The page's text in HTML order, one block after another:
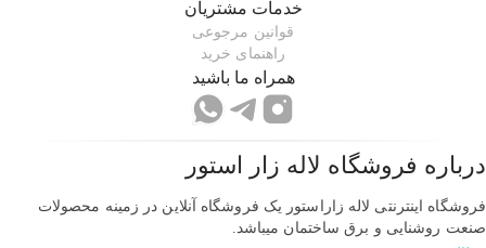
خدمات مشتریان
قوانین مرجوعی
راهنمای خرید
همراه ما باشید
درباره فروشگاه لاله زار استور
فروشگاه اینترنتی لاله زاراستور یک فروشگاه آنلاین در زمینه محصولات
صنعت روشنایی و برق ساختمان میباشد.